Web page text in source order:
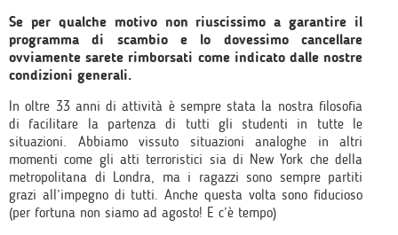
Se per qualche motivo non riuscissimo a garantire il
programma di scambio e lo dovessimo cancellare
ovviamente sarete rimborsati come indicato dalle nostre
condizioni generali.
In oltre 33 anni di attività è sempre stata la nostra filosofia
di facilitare la partenza di tutti gli studenti in tutte le
situazioni. Abbiamo vissuto situazioni analoghe in altri
momenti come gli atti terroristici sia di New York che della
metropolitana di Londra, ma i ragazzi sono sempre partiti
grazi all’impegno di tutti. Anche questa volta sono fiducioso
(per fortuna non siamo ad agosto! E c’è tempo)